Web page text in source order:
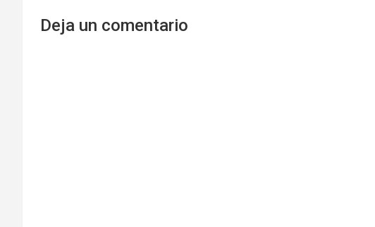
Deja un comentario